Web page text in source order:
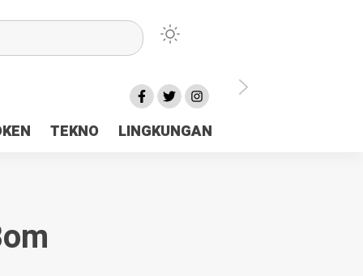
TEKNO LINGKUNGAN
Tanah Papua
Rp23 Miliar Disorot